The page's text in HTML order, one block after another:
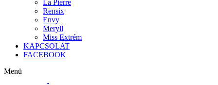
La Pierre
Rensix
Envy
Meryll
Miss Extrém
KAPCSOLAT
FACEBOOK
Menü